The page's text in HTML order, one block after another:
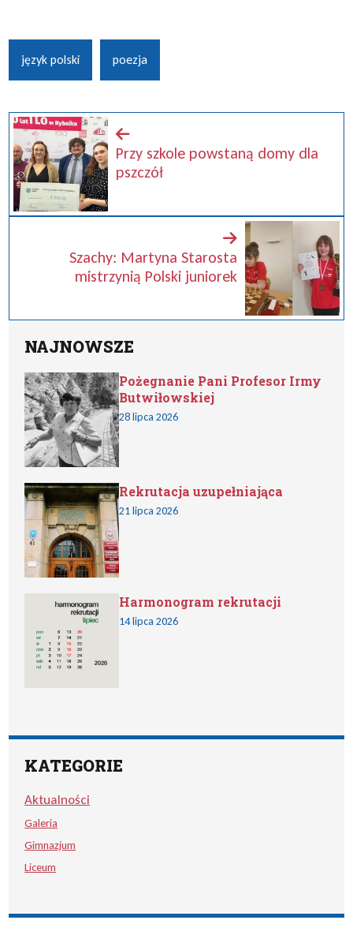
język polski poezja
Przy szkole powstaną domy dla
pszczół
Szachy: Martyna Starosta
mistrzynią Polski juniorek
NAJNOWSZE
Pożegnanie Pani Profesor Irmy
Butwiłowskiej
28 lipca 2026
Rekrutacja uzupełniająca
21 lipca 2026
Harmonogram rekrutacji
14 lipca 2026
KATEGORIE
Aktualności
Galeria
Gimnazjum
Liceum